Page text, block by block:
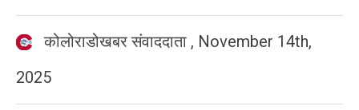
कोलोराडोखबर संवाददाता , November 14th,
2025